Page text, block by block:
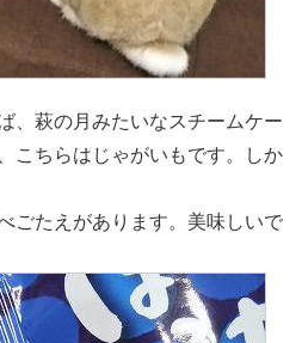
、萩の月みたいなスチームケー
こちらはじゃがいもです。しか
ごたえがあります。美味しいで